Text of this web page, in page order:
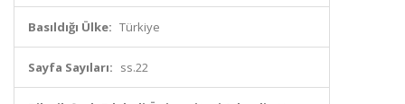
Basıldığı Ülke: Türkiye
Sayfa Sayıları: ss.22